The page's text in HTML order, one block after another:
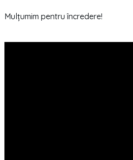
Mulțumim pentru încredere!